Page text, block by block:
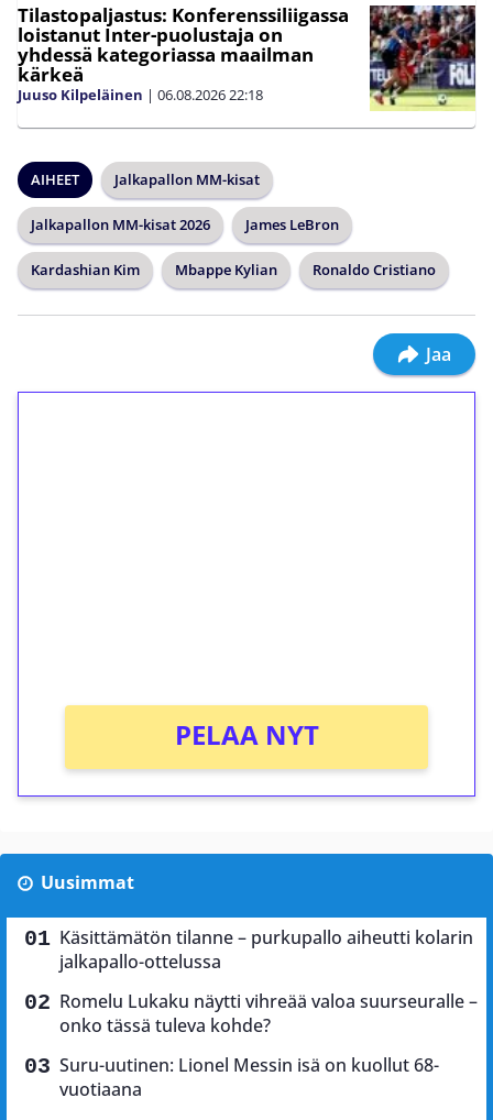
Tilastopaljastus: Konferenssiliigassa
loistanut Inter-puolustaja on
yhdessä kategoriassa maailman
kärkeä
Juuso Kilpeläinen | 06.08.202622:18
AIHEET Jalkapallon MM-kisat
Jalkapallon MM-kisat 2026 James LeBron
Kardashian Kim Mbappe Kylian Ronaldo Cristiano
Jaa
PELAA NYT
Uusimmat
Käsittämätön tilanne – purkupallo aiheutti kolarin
jalkapallo-ottelussa
Romelu Lukaku näytti vihreää valoa suurseuralle –
onko tässä tuleva kohde?
Suru-uutinen: Lionel Messin isä on kuollut 68-
vuotiaana